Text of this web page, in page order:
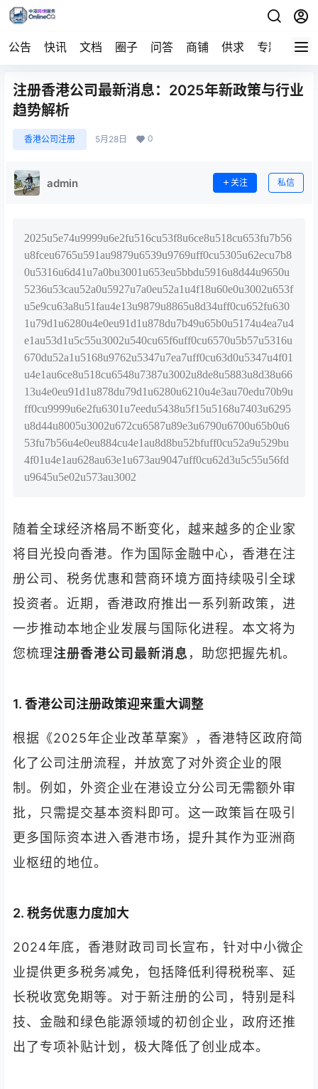
公告 快讯 文档 圈子 问答 商铺 供求 专题 导航
注册香港公司最新消息：2025年新政策与行业
趋势解析
香港公司注册 5月28日 0
admin 关注 私信
2025u5e74u9999u6e2fu516cu53f8u6ce8u518cu653fu7b56
u8fceu6765u591au9879u6539u9769uff0cu5305u62ecu7b8
0u5316u6d41u7a0bu3001u653eu5bbdu5916u8d44u9650u
5236u53cau52a0u5927u7a0eu52a1u4f18u60e0u3002u653f
u5e9cu63a8u51fau4e13u9879u8865u8d34uff0cu652fu630
1u79d1u6280u4e0eu91d1u878du7b49u65b0u5174u4ea7u4
e1au53d1u5c55u3002u540cu65f6uff0cu6570u5b57u5316u
670du52a1u5168u9762u5347u7ea7uff0cu63d0u5347u4f01
u4e1au6ce8u518cu6548u7387u3002u8de8u5883u8d38u66
13u4e0eu91d1u878du79d1u6280u6210u4e3au70edu70b9u
ff0cu9999u6e2fu6301u7eedu5438u5f15u5168u7403u6295
u8d44u8005u3002u672cu6587u89e3u6790u6700u65b0u6
53fu7b56u4e0eu884cu4e1au8d8bu52bfuff0cu52a9u529bu
4f01u4e1au628au63e1u673au9047uff0cu62d3u5c55u56fd
u9645u5e02u573au3002
随着全球经济格局不断变化，越来越多的企业家
将目光投向香港。作为国际金融中心，香港在注
册公司、税务优惠和营商环境方面持续吸引全球
投资者。近期，香港政府推出一系列新政策，进
一步推动本地企业发展与国际化进程。本文将为
您梳理注册香港公司最新消息 ，助您把握先机。
1. 香港公司注册政策迎来重大调整
根据《2025年企业改革草案》，香港特区政府简
化了公司注册流程，并放宽了对外资企业的限
制。例如，外资企业在港设立分公司无需额外审
批，只需提交基本资料即可。这一政策旨在吸引
更多国际资本进入香港市场，提升其作为亚洲商
业枢纽的地位。
2. 税务优惠力度加大
2024年底，香港财政司司长宣布，针对中小微企
业提供更多税务减免，包括降低利得税税率、延
长税收宽免期等。对于新注册的公司，特别是科
技、金融和绿色能源领域的初创企业，政府还推
出了专项补贴计划，极大降低了创业成本。